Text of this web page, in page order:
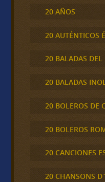
20 AÑOS
20 AUTÉNTICOS
20 BALADAS DEL
20 BALADAS
20 BOLEROS DE
20 BOLEROS
20 CANCIONES
20 CHANSONS